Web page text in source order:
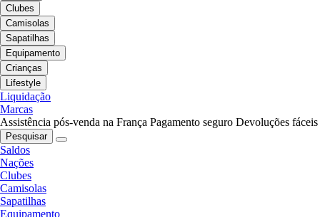
Clubes
Camisolas
Sapatilhas
Equipamento
Crianças
Lifestyle
Liquidação
Marcas
Assistência pós-venda na França Pagamento seguro Devoluções fáceis
Pesquisar
Saldos
Nações
Clubes
Camisolas
Sapatilhas
Equipamento